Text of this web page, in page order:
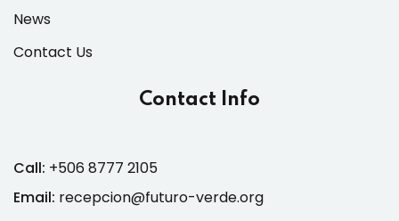
News
Contact Us
Contact Info
Call: +506 8777 2105
Email: recepcion@futuro-verde.org